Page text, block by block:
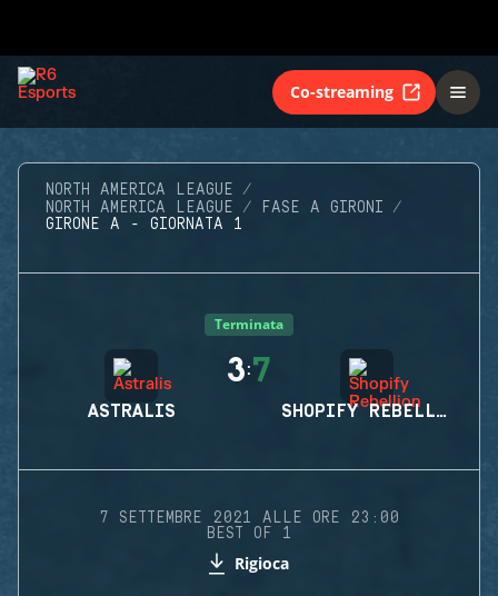
Co-streaming
NORTH AMERICA LEAGUE
NORTH AMERICA LEAGUE
FASE A GIRONI
GIRONE A - GIORNATA 1
Terminata
ASTRALIS
3:7
SHOPIFY REBELLION
7 SETTEMBRE 2021 ALLE ORE 23:00
BEST OF 1
Rigioca